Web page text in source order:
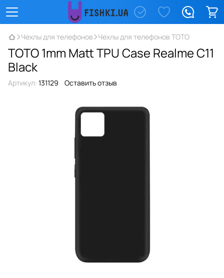
Чехлы для телефонов Чехлы для телефонов TOTO
TOTO 1mm Matt TPU Case Realme C11
Black
Артикул: 131129 Оставить отзыв